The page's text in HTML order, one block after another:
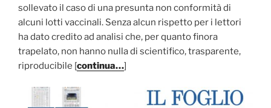
sollevato il caso di una presunta non conformità di
alcuni lotti vaccinali. Senza alcun rispetto per i lettori
ha dato credito ad analisi che, per quanto finora
trapelato, non hanno nulla di scientifico, trasparente,
riproducibile [continua…]